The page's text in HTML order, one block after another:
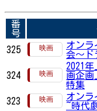
番
号
325
オンラ
会〜
324
2021
画企画
特集
323
オンラ
~時代